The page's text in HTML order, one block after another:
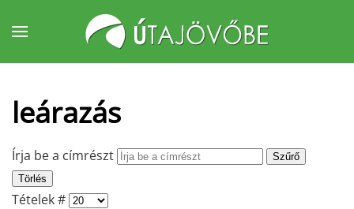
Fő tartalom átugrása
leárazás
Írja be a címrészt
Szűrő
Törlés
Tételek #